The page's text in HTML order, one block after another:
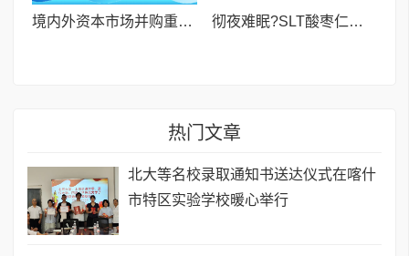
境内外资本市场并购重组专题交流会暨投融资路演会 深度解析驱动企业资本战略升级 彻夜难眠?SLT酸枣仁胶囊——让你躺下就困,整夜安睡到天亮!
热门文章
北大等名校录取通知书送达仪式在喀什
市特区实验学校暖心举行